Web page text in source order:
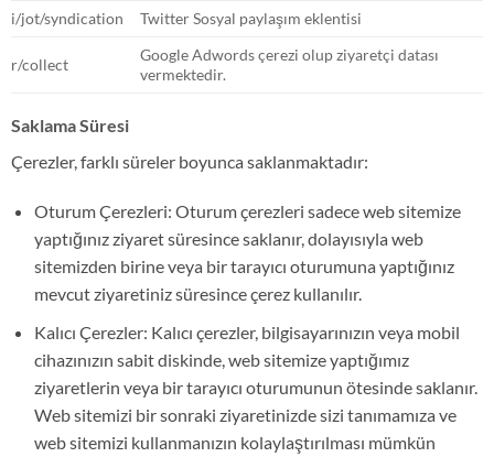
i/jot/syndication
Twitter Sosyal paylaşım eklentisi
r/collect
Google Adwords çerezi olup ziyaretçi datası
vermektedir.
Saklama Süresi
Çerezler, farklı süreler boyunca saklanmaktadır:
Oturum Çerezleri: Oturum çerezleri sadece web sitemize
yaptığınız ziyaret süresince saklanır, dolayısıyla web
sitemizden birine veya bir tarayıcı oturumuna yaptığınız
mevcut ziyaretiniz süresince çerez kullanılır.
Kalıcı Çerezler: Kalıcı çerezler, bilgisayarınızın veya mobil
cihazınızın sabit diskinde, web sitemize yaptığımız
ziyaretlerin veya bir tarayıcı oturumunun ötesinde saklanır.
Web sitemizi bir sonraki ziyaretinizde sizi tanımamıza ve
web sitemizi kullanmanızın kolaylaştırılması mümkün